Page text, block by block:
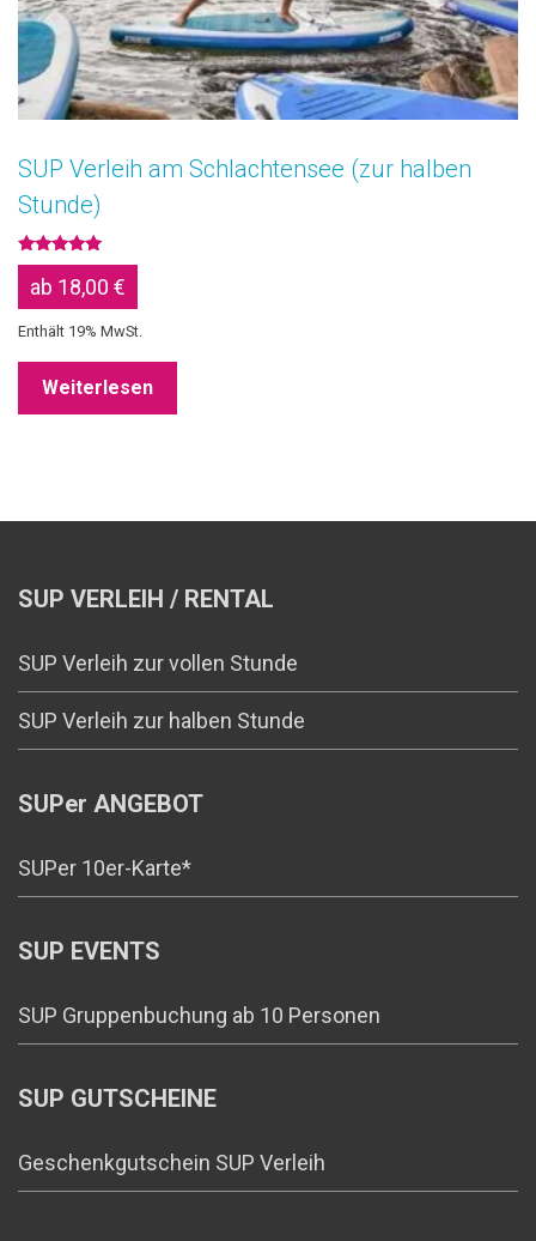
SUP Verleih am Schlachtensee (zur halben
Stunde)
Bewertet
mit
5.00
von 5
ab 18,00 €
Enthält 19% MwSt.
Weiterlesen
SUP VERLEIH / RENTAL
SUP Verleih zur vollen Stunde
SUP Verleih zur halben Stunde
SUPer ANGEBOT
SUPer 10er-Karte*
SUP EVENTS
SUP Gruppenbuchung ab 10 Personen
SUP GUTSCHEINE
Geschenkgutschein SUP Verleih